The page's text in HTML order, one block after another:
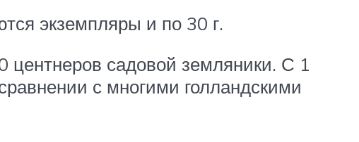
экземпляры и по 30 г.
центнеров садовой земляники. С 1
с многими голландскими